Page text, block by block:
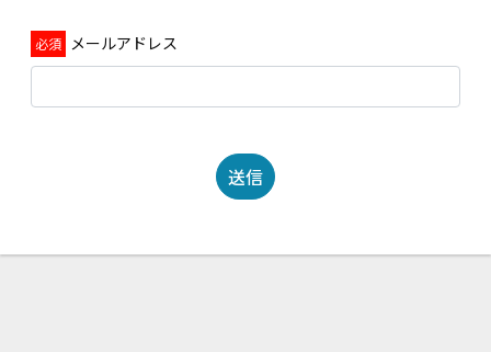
メールアドレス
送信